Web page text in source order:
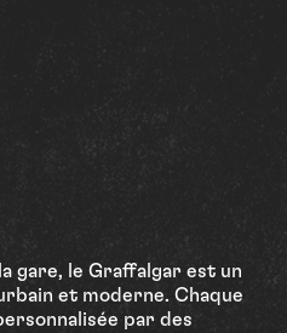
gare, le Graffalgar est un
et moderne. Chaque
par des